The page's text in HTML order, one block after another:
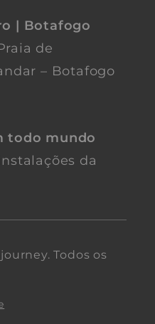
| Botafogo
de
– Botafogo
todo mundo
da
Todos os